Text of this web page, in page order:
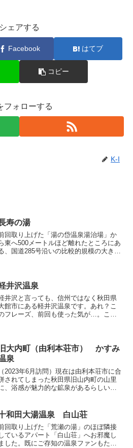
シェアする
Facebook はてブ
コピー
フォローする
K-I
寿の湯
回取り上げた「湯の岱温泉湯治場」か
東へ500メートルほど離れたところにあ
、国道285号沿いの比較的規模の大きな
棟が建てられ、建...
井沢温泉
井沢と言っても、信州ではなく秋田県
館市にある軽井沢温泉です。あれ？こ
フレーズ、前回も使った気が…。この
で大混雑していました。...
旧大内町（由利本荘市） かすみ
泉
（2023年6月訪問）現在は由利本荘市に合
されてしまった秋田県旧山内町の山里
、浴感が魅力的な鉱泉があるらしいの
市街地から芋川に沿って国道105号を東
へ進み、早坂ト...
和田大湯温泉 白山荘
回取り上げた「荒瀬の湯」のほぼ隣接
ているアパート「白山荘」へお邪魔し
した。既にご存知の温泉ファンもたく